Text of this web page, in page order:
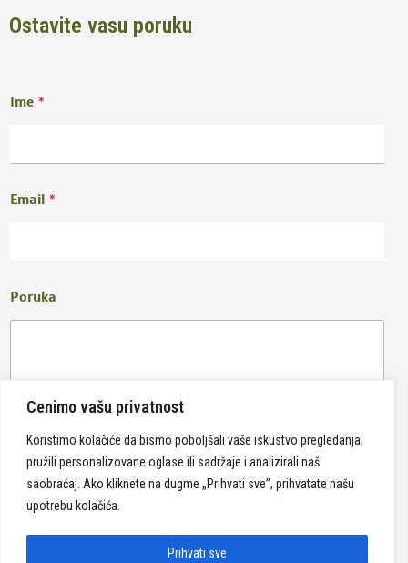
Cenimo vašu privatnost
Koristimo kolačiće da bismo poboljšali vaše iskustvo pregledanja,
pružili personalizovane oglase ili sadržaje i analizirali naš
saobraćaj. Ako kliknete na dugme „Prihvati sve”, prihvatate našu
upotrebu kolačića.
Prihvati sve
Ostavite vasu poruku
Ime *
Email *
Poruka
Pošalji